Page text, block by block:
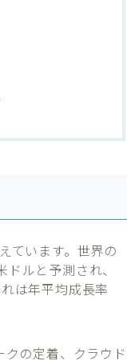
ています。世界の
ルと予測され、
は年平均成長率
の定着、クラウド